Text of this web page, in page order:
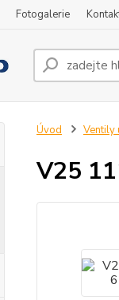
Fotogalerie
Úvod Ventily
V25